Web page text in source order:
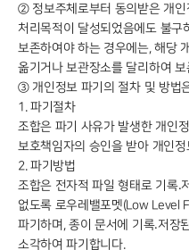
② 정보주체로부터 동의받은 개인
처리목적이 달성되었음에도 불구
보존하여야 하는 경우에는, 해당
옮기거나 보관장소를 달리하여 보
③ 개인정보 파기의 절차 및 방법
1. 파기절차
조합은 파기 사유가 발생한 개인
보호책임자의 승인을 받아 개인
2. 파기방법
조합은 전자적 파일 형태로 기록․
없도록 로우레밸포멧(Low Level
파기하며, 종이 문서에 기록․저장
소각하여 파기합니다.